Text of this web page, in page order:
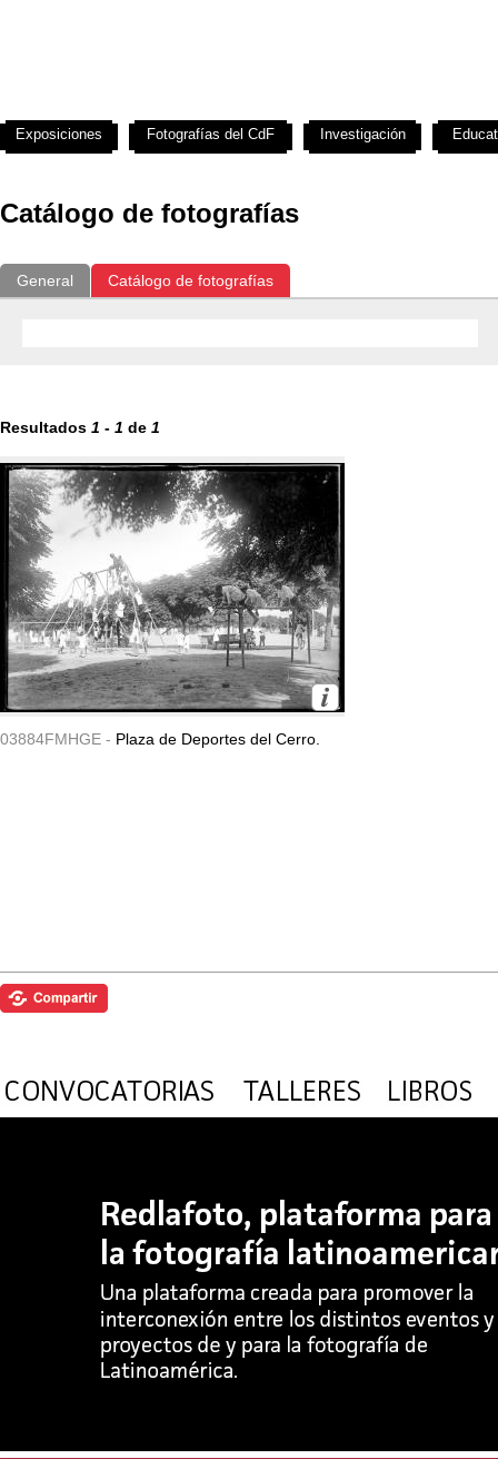
Catálogo de fotografías
General Catálogo de fotografías
Resultados 1 - 1 de 1
03884FMHGE - Plaza de Deportes del Cerro.
Exposiciones Fotografías del CdF Investigación